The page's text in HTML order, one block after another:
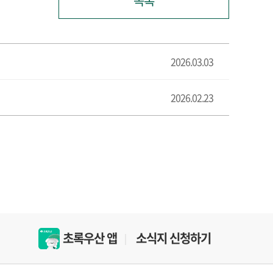
2026.03.03
2026.02.23
초록우산 앱 소식지 신청하기